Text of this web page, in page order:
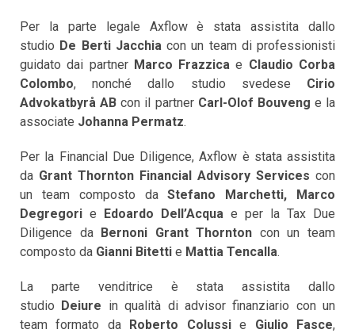
Per la parte legale Axflow è stata assistita dallo
studio De Berti Jacchia con un team di professionisti
guidato dai partner Marco Frazzica e Claudio Corba
Colombo, nonché dallo studio svedese Cirio
Advokatbyrå AB con il partner Carl-Olof Bouveng e la
associate Johanna Permatz.
Per la Financial Due Diligence, Axflow è stata assistita
da Grant Thornton Financial Advisory Services con
un team composto daStefano Marchetti, Marco
Degregori e Edoardo Dell’Acqua e per la Tax Due
Diligence da Bernoni Grant Thornton con un team
composto da Gianni Bitetti e Mattia Tencalla.
La parte venditrice è stata assistita dallo
studio Deiure in qualità di advisor finanziario con un
team formato da Roberto Colussie Giulio Fasce,